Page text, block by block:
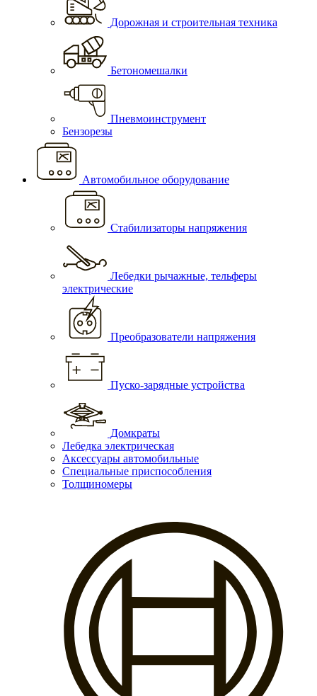
Дорожная и строительная техника
Бетономешалки
Пневмоинструмент
Бензорезы
Автомобильное оборудование
Стабилизаторы напряжения
Лебедки рычажные, тельферы
электрические
Преобразователи напряжения
Пуско-зарядные устройства
Домкраты
Лебедка электрическая
Аксессуары автомобильные
Специальные приспособления
Толщиномеры